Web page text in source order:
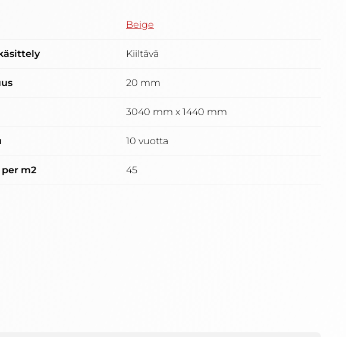
Beige
Kiiltävä
20 mm
3040 mm x 1440 mm
10 vuotta
m2 45